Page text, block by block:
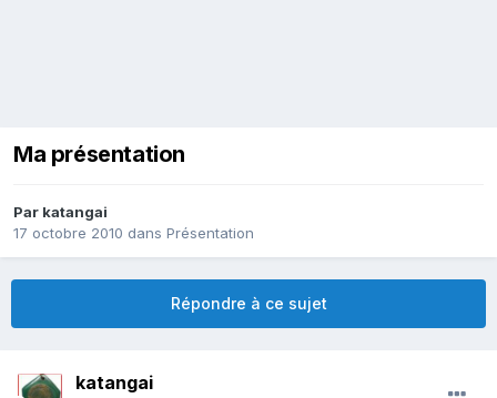
Ma présentation
Par katangai
17 octobre 2010 dans Présentation
Répondre à ce sujet
katangai